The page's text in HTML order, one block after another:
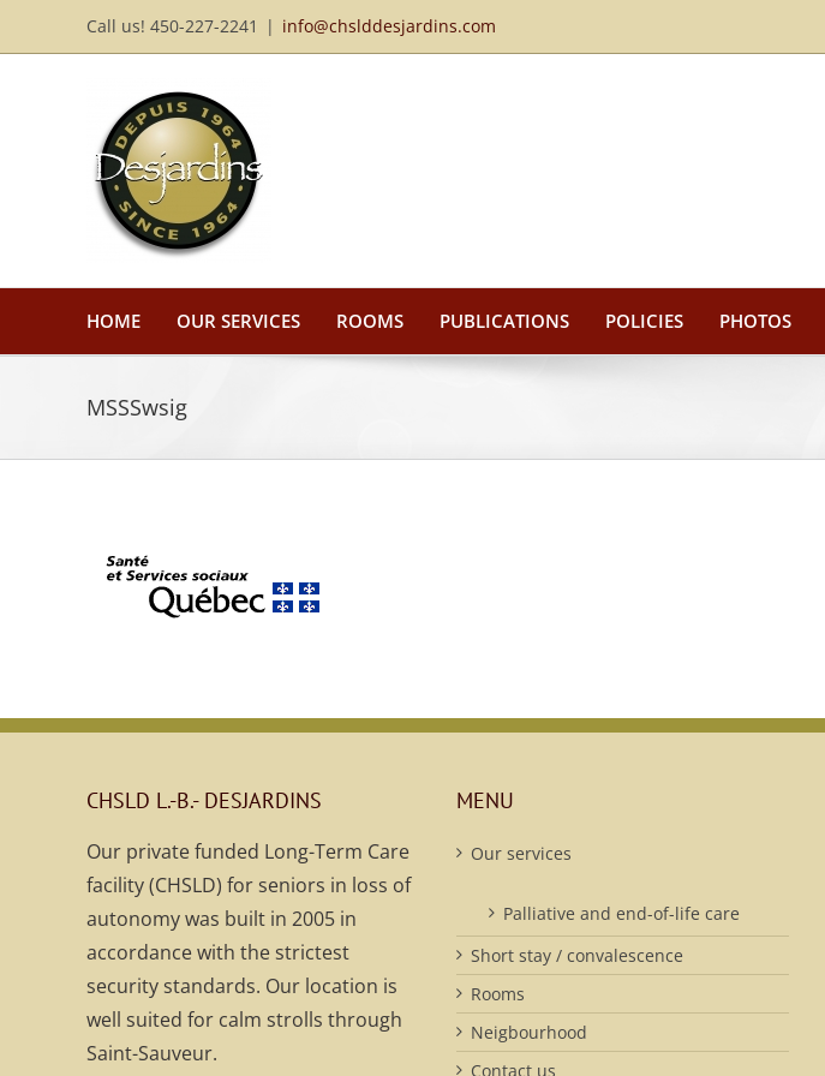
to
Call us! 450-227-2241 | info@chslddesjardins.com
HOME OUR SERVICES ROOMS PUBLICATIONS POLICIES PHOTOS
MSSSwsig
CHSLD L.-B.- DESJARDINS
Our private funded Long-Term Care
facility (CHSLD) for seniors in loss of
autonomy was built in 2005 in
accordance with the strictest
security standards. Our location is
well suited for calm strolls through
Saint-Sauveur.
MENU
Our services
Palliative and end-of-life care
Short stay / convalescence
Rooms
Neigbourhood
Contact us